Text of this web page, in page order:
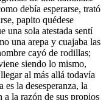
debía esperarse, trató
papito quédese
una sola atestada sentí
una arepa y cuajaba las
cayó de rodillas;
siendo lo mismo,
al más allá todavía
es la desesperanza, la
la razón de sus propios